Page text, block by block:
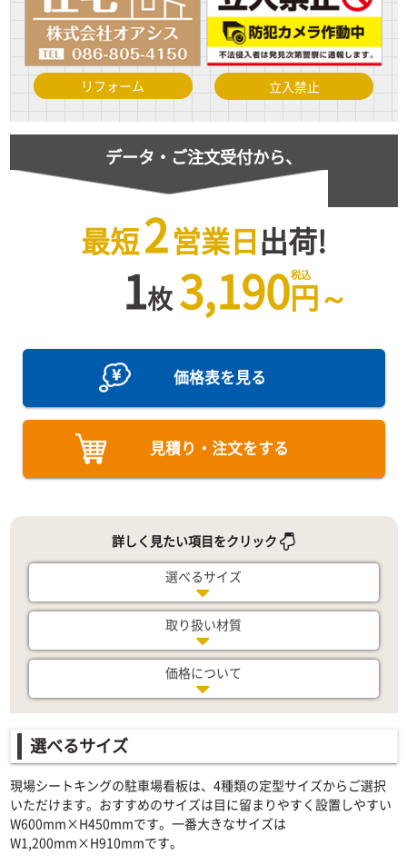
リフォーム 立入禁止
データ・ご注文受付から、
最短2営業日出荷!
1枚3,190円～
価格表を見る
見積り・注文をする
詳しく見たい項目をクリック
選べるサイズ
取り扱い材質
価格について
選べるサイズ
現場シートキングの駐車場看板は、4種類の定型サイズからご選択
いただけます。おすすめのサイズは目に留まりやすく設置しやすい
W600mm×H450mmです。一番大きなサイズは
W1,200mm×H910mmです。